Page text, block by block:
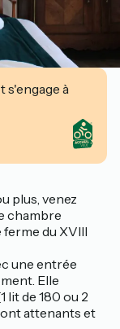
s'engage à
plus, venez
chambre
ferme du XVIII
une entrée
Elle
lit de 180 ou 2
attenants et